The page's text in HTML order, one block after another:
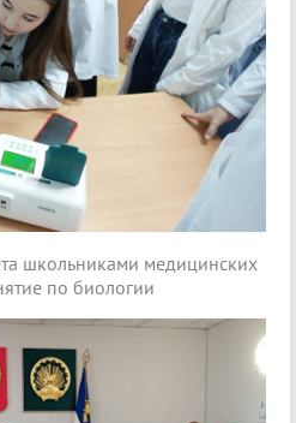
школьниками медицинских
по биологии